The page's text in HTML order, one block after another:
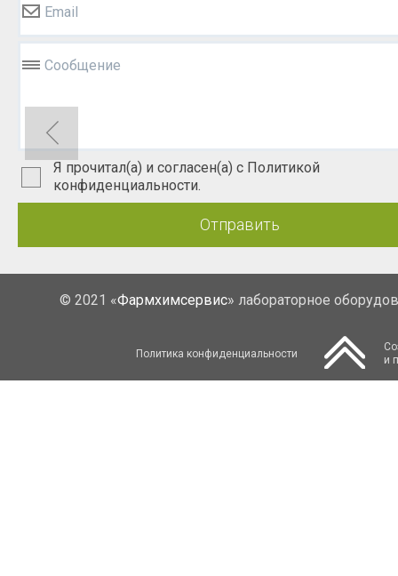
Email
Сообщение
Я прочитал(а) и согласен(а) с Политикой
конфиденциальности.
Отправить
© 2021 «Фармхимсервис» лабораторное
Политика конфиденциальности
и